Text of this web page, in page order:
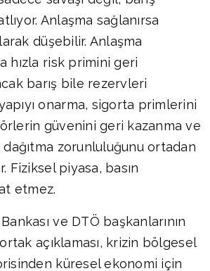
Anlaşma sağlanırsa
düşebilir. Anlaşma
hızla risk primini geri
barış bile rezervleri
onarma, sigorta primlerini
güvenini geri kazanma ve
dağıtma zorunluluğunu ortadan
Fiziksel piyasa, basın
etmez.
ve DTÖ başkanlarının
açıklaması, krizin bölgesel
küresel ekonomi için